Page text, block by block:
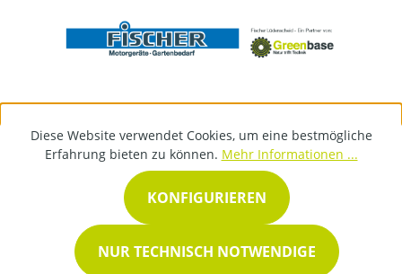
Diese Website verwendet Cookies, um eine bestmögliche
Erfahrung bieten zu können. Mehr Informationen ...
NUR TECHNISCH NOTWENDIGE
KONFIGURIEREN